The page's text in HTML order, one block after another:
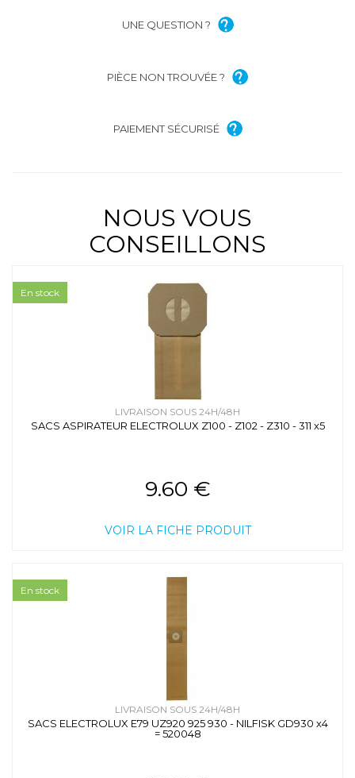
UNE QUESTION ?
PIÈCE NON TROUVÉE ?
PAIEMENT SÉCURISÉ
NOUS VOUS
CONSEILLONS
LIVRAISON SOUS 24H/48H
SACS ASPIRATEUR ELECTROLUX Z100 - Z102 - Z310 - 311 x5
9.60 €
VOIR LA FICHE PRODUIT
En stock
LIVRAISON SOUS 24H/48H
SACS ELECTROLUX E79 UZ920 925 930 - NILFISK GD930 x4
= 520048
En stock